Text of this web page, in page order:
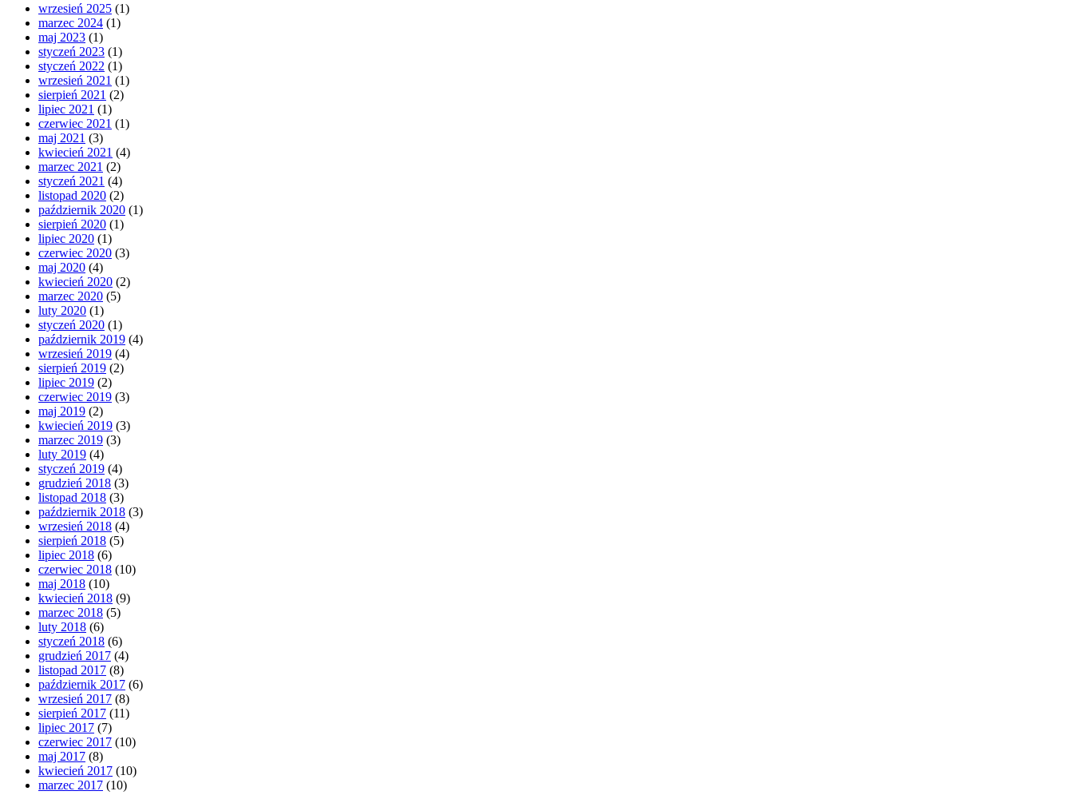
wrzesień 2025 (1)
marzec 2024 (1)
maj 2023 (1)
styczeń 2023 (1)
styczeń 2022 (1)
wrzesień 2021 (1)
sierpień 2021 (2)
lipiec 2021 (1)
czerwiec 2021 (1)
maj 2021 (3)
kwiecień 2021 (4)
marzec 2021 (2)
styczeń 2021 (4)
listopad 2020 (2)
październik 2020 (1)
sierpień 2020 (1)
lipiec 2020 (1)
czerwiec 2020 (3)
maj 2020 (4)
kwiecień 2020 (2)
marzec 2020 (5)
luty 2020 (1)
styczeń 2020 (1)
październik 2019 (4)
wrzesień 2019 (4)
sierpień 2019 (2)
lipiec 2019 (2)
czerwiec 2019 (3)
maj 2019 (2)
kwiecień 2019 (3)
marzec 2019 (3)
luty 2019 (4)
styczeń 2019 (4)
grudzień 2018 (3)
listopad 2018 (3)
październik 2018 (3)
wrzesień 2018 (4)
sierpień 2018 (5)
lipiec 2018 (6)
czerwiec 2018 (10)
maj 2018 (10)
kwiecień 2018 (9)
marzec 2018 (5)
luty 2018 (6)
styczeń 2018 (6)
grudzień 2017 (4)
listopad 2017 (8)
październik 2017 (6)
wrzesień 2017 (8)
sierpień 2017 (11)
lipiec 2017 (7)
czerwiec 2017 (10)
maj 2017 (8)
kwiecień 2017 (10)
marzec 2017 (10)